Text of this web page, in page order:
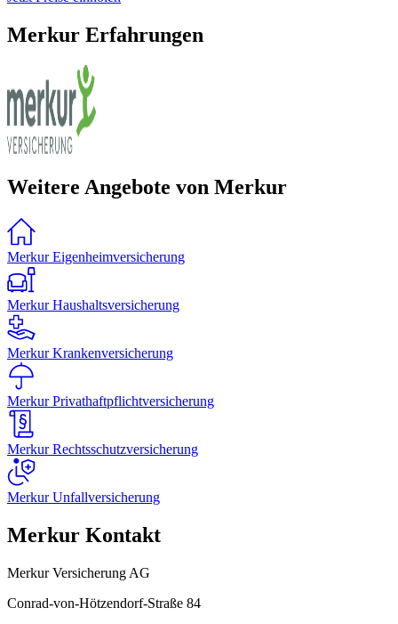
Merkur Erfahrungen
Weitere Angebote von Merkur
Merkur Eigenheimversicherung
Merkur Haushaltsversicherung
Merkur Krankenversicherung
Merkur Privathaftpflichtversicherung
Merkur Rechtsschutzversicherung
Merkur Unfallversicherung
Merkur Kontakt
Merkur Versicherung AG
Conrad-von-Hötzendorf-Straße 84